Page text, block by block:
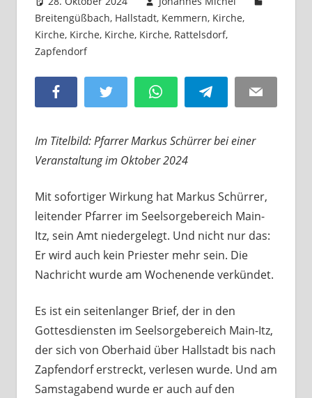
Breitengüßbach, Hallstadt, Kemmern, Kirche,
Kirche, Kirche, Kirche, Kirche, Rattelsdorf,
Zapfendorf
Facebook Twitter WhatsAppTelegram Email
Im Titelbild: Pfarrer Markus Schürrer bei einer
Veranstaltung im Oktober 2024
Mit sofortiger Wirkung hat Markus Schürrer,
leitender Pfarrer im Seelsorgebereich Main-
Itz, sein Amt niedergelegt. Und nicht nur das:
Er wird auch kein Priester mehr sein. Die
Nachricht wurde am Wochenende verkündet.
Es ist ein seitenlanger Brief, der in den
Gottesdiensten im Seelsorgebereich Main-Itz,
der sich von Oberhaid über Hallstadt bis nach
Zapfendorf erstreckt, verlesen wurde. Und am
Samstagabend wurde er auch auf den